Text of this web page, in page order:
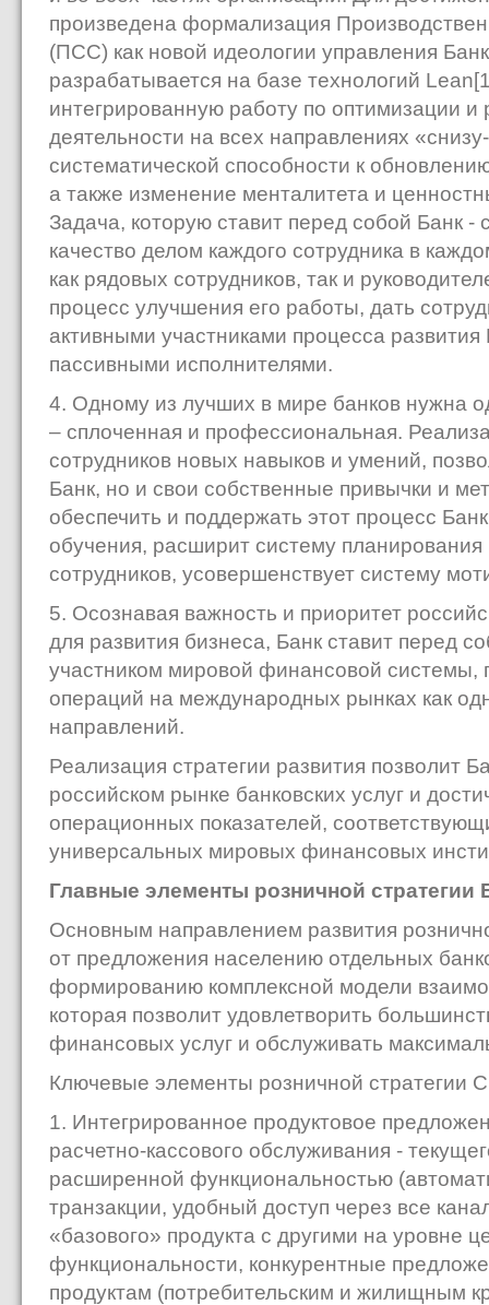
произведена формализация
(ПСС) как новой идеологии управления
разрабатывается на базе технологий
интегрированную работу по оптимизации и
деятельности на всех направлениях
систематической способности к
а также изменение менталитета и
Задача, которую ставит перед собой Банк -
качество делом каждого сотрудника в
как рядовых сотрудников, так и
процесс улучшения его работы, дать
активными участниками процесса развития
пассивными исполнителями.
4. Одному из лучших в мире банков нужна
– сплоченная и профессиональная.
сотрудников новых навыков и умений,
Банк, но и свои собственные привычки и
обеспечить и поддержать этот процесс
обучения, расширит систему
сотрудников, усовершенствует систему
5. Осознавая важность и приоритет
для развития бизнеса, Банк ставит перед
участником мировой финансовой системы,
операций на международных рынках как
направлений.
Реализация стратегии развития позволит
российском рынке банковских услуг и
операционных показателей,
универсальных мировых финансовых
Главные элементы розничной стратегии
Основным направлением развития
от предложения населению отдельных
формированию комплексной модели
которая позволит удовлетворить
финансовых услуг и обслуживать
Ключевые элементы розничной стратегии
1. Интегрированное продуктовое
расчетно-кассового обслуживания -
расширенной функциональностью
транзакции, удобный доступ через все
«базового» продукта с другими на уровне
функциональности, конкурентные
продуктам (потребительским и жилищным